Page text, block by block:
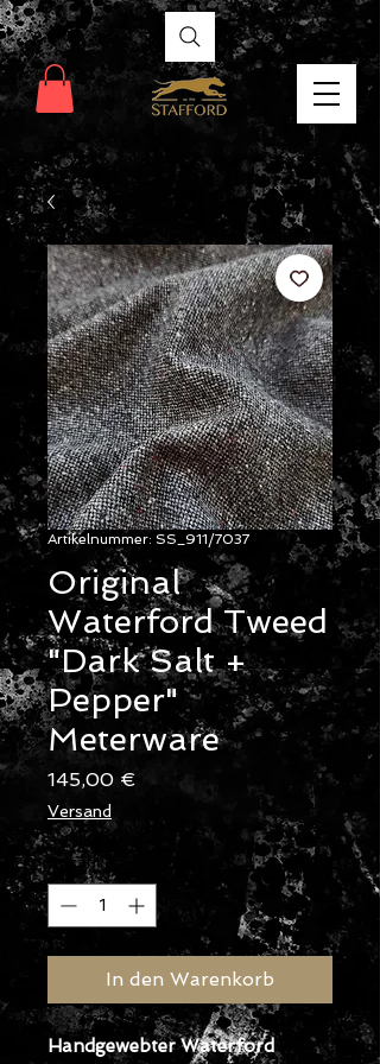
Artikelnummer: SS_911/7037
Original
Waterford Tweed
"Dark Salt +
Pepper"
Meterware
145,00 € Preis
Versand
Anzahl *
In den Warenkorb
Handgewebter Waterford